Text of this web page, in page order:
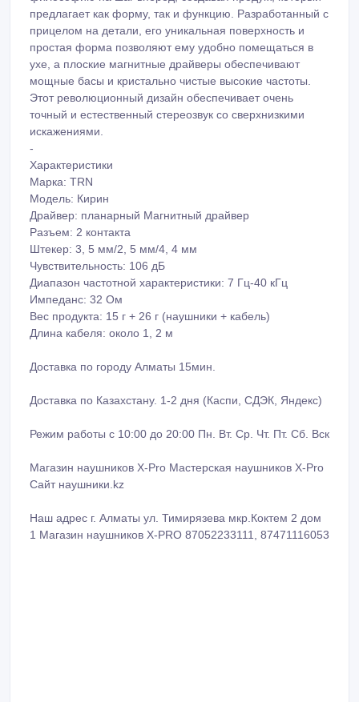
предлагает как форму, так и функцию. Разработанный с
прицелом на детали, его уникальная поверхность и
простая форма позволяют ему удобно помещаться в
ухе, а плоские магнитные драйверы обеспечивают
мощные басы и кристально чистые высокие частоты.
Этот революционный дизайн обеспечивает очень
точный и естественный стереозвук со сверхнизкими
искажениями.
-
Характеристики
Марка: TRN
Модель: Кирин
Драйвер: планарный Магнитный драйвер
Разъем: 2 контакта
Штекер: 3, 5 мм/2, 5 мм/4, 4 мм
Чувствительность: 106 дБ
Диапазон частотной характеристики: 7 Гц-40 кГц
Импеданс: 32 Ом
Вес продукта: 15 г + 26 г (наушники + кабель)
Длина кабеля: около 1, 2 м
Доставка по городу Алматы 15мин.
Доставка по Казахстану. 1-2 дня (Каспи, СДЭК, Яндекс)
Режим работы с 10:00 до 20:00 Пн. Вт. Ср. Чт. Пт. Сб. Вск
Магазин наушников X-Pro Мастерская наушников X-Pro
Сайт наушники.kz
Наш адрес г. Алматы ул. Тимирязева мкр.Коктем 2 дом
1 Магазин наушников X-PRO 87052233111, 87471116053